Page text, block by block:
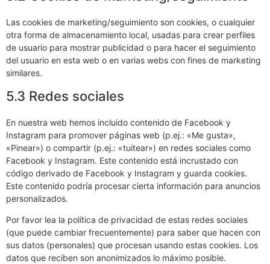
Las cookies de marketing/seguimiento son cookies, o cualquier
otra forma de almacenamiento local, usadas para crear perfiles
de usuario para mostrar publicidad o para hacer el seguimiento
del usuario en esta web o en varias webs con fines de marketing
similares.
5.3 Redes sociales
En nuestra web hemos incluido contenido de Facebook y
Instagram para promover páginas web (p.ej.: «Me gusta»,
«Pinear») o compartir (p.ej.: «tuitear») en redes sociales como
Facebook y Instagram. Este contenido está incrustado con
código derivado de Facebook y Instagram y guarda cookies.
Este contenido podría procesar cierta información para anuncios
personalizados.
Por favor lea la política de privacidad de estas redes sociales
(que puede cambiar frecuentemente) para saber que hacen con
sus datos (personales) que procesan usando estas cookies. Los
datos que reciben son anonimizados lo máximo posible.